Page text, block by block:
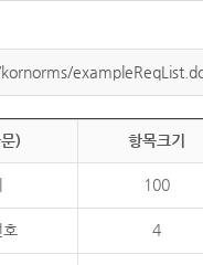
) 항목크기
100
4